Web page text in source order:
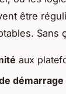
être
Sans
aux